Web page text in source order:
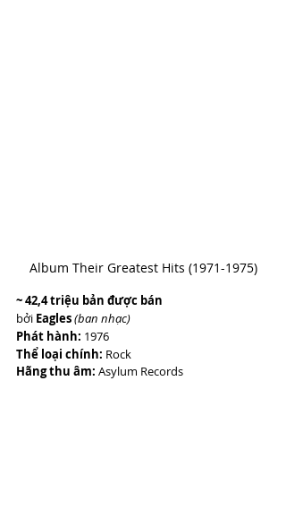
Album Their Greatest Hits (1971-1975)
~ 42,4 triệu bản được bán
bởi Eagles (ban nhạc)
Phát hành: 1976
Thể loại chính: Rock
Hãng thu âm: Asylum Records